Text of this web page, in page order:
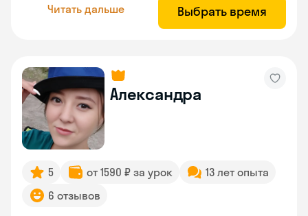
Читать дальше Выбрать время
Александра
5 от 1590 ₽ за урок
13 лет опыта
6 отзывов